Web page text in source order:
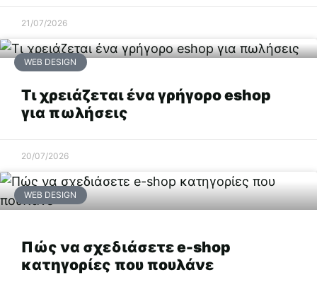
21/07/2026
WEB DESIGN
Τι χρειάζεται ένα γρήγορο eshop
για πωλήσεις
20/07/2026
WEB DESIGN
Πώς να σχεδιάσετε e-shop
κατηγορίες που πουλάνε